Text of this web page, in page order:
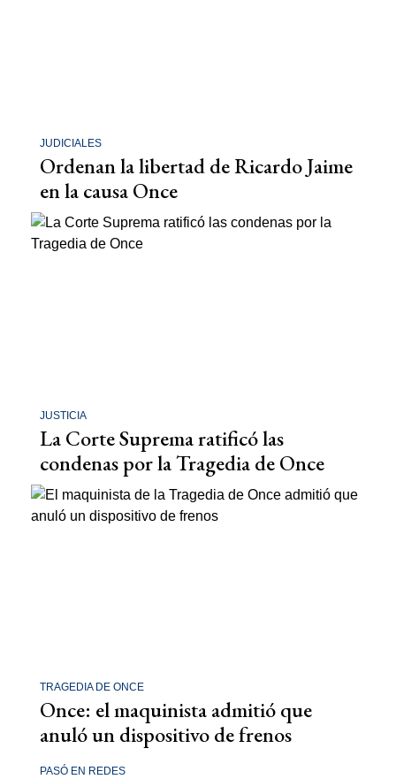
JUDICIALES
Ordenan la libertad de Ricardo Jaime
en la causa Once
JUSTICIA
La Corte Suprema ratificó las
condenas por la Tragedia de Once
TRAGEDIA DE ONCE
Once: el maquinista admitió que
anuló un dispositivo de frenos
PASÓ EN REDES